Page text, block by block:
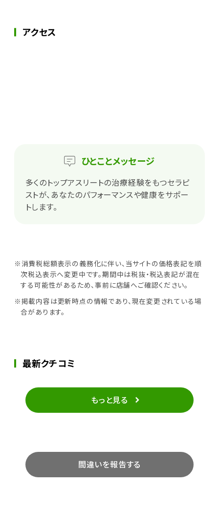
アクセス
ひとことメッセージ
多くのトップアスリートの治療経験をもつセラピ
ストが、あなたのパフォーマンスや健康をサポー
トします。
※消費税総額表示の義務化に伴い、当サイトの価格表記を順
次税込表示へ変更中です。期間中は税抜・税込表記が混在
する可能性があるため、事前に店舗へご確認ください。
※掲載内容は更新時点の情報であり、現在変更されている場
合があります。
最新クチコミ
もっと見る
間違いを報告する